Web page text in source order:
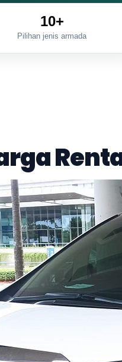
10+
Pilihan jenis armada